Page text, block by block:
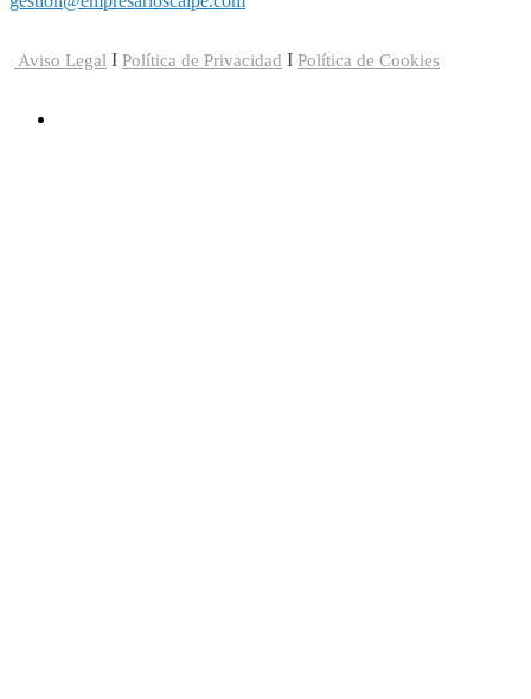
Aviso Legal I Política de Privacidad I Política de Cookies